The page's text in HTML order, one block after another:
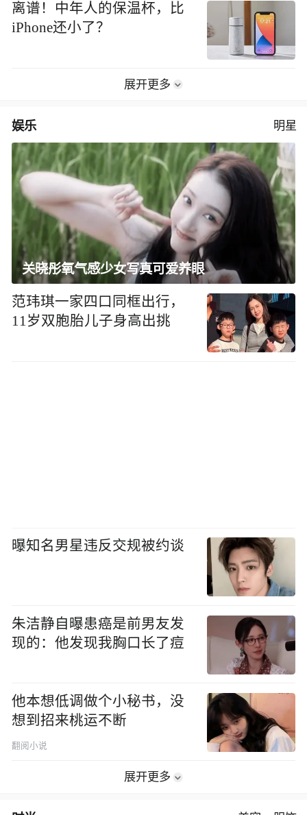
离谱！中年人的保温杯，比
iPhone还小了？
展开更多
娱乐 明星
关晓彤氧气感少女写真可爱养眼
范玮琪一家四口同框出行，
11岁双胞胎儿子身高出挑
曝知名男星违反交规被约谈
朱洁静自曝患癌是前男友发
现的：他发现我胸口长了痘
他本想低调做个小秘书，没
想到招来桃运不断
翻阅小说
展开更多